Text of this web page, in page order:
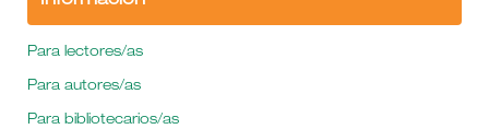
Para lectores/as
Para autores/as
Para bibliotecarios/as